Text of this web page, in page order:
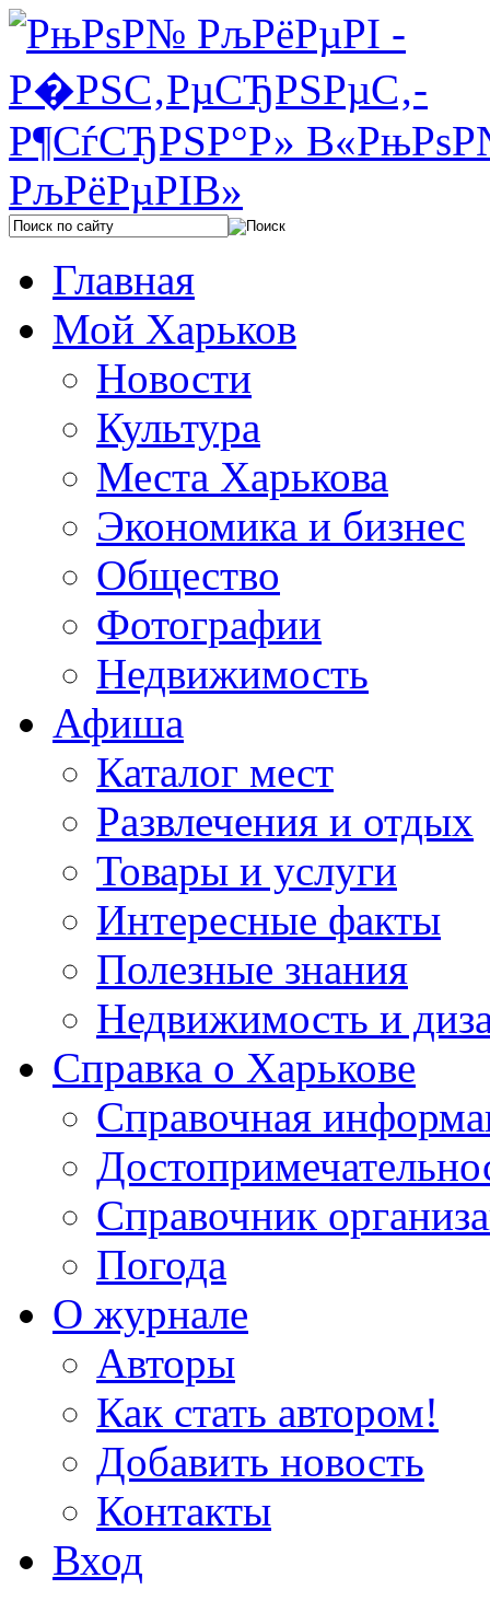
Главная
Мой Харьков
Новости
Культура
Места Харькова
Экономика и бизнес
Общество
Фотографии
Недвижимость
Афиша
Каталог мест
Развлечения и отдых
Товары и услуги
Интересные факты
Полезные знания
Недвижимость и
Справка о Харькове
Справочная
Справочник
Погода
О журнале
Авторы
Как стать автором!
Добавить новость
Контакты
Вход